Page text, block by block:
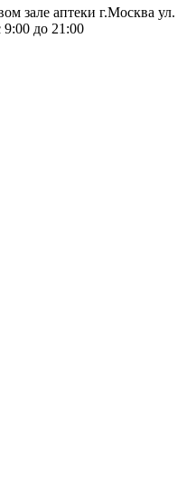
зале аптеки г.Москва ул.
9:00 до 21:00